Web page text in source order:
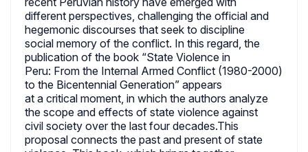
different perspectives, challenging the official and
hegemonic discourses that seek to discipline
social memory of the conflict. In this regard, the
publication of the book “State Violence in
Peru: From the Internal Armed Conflict (1980-2000)
to the Bicentennial Generation” appears
at a critical moment, in which the authors analyze
the scope and effects of state violence against
civil society over the last four decades.This
proposal connects the past and present of state